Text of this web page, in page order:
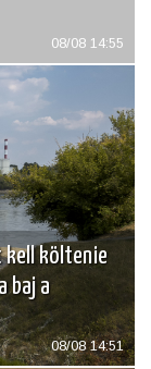
08/08 14:55
kell költenie
baj a
08/08 14:51